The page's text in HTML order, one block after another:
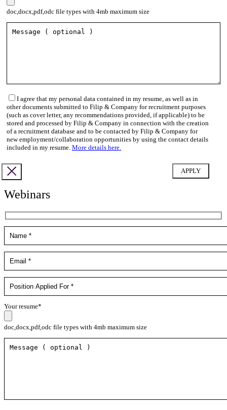
doc,docx,pdf,odc file types with 4mb maximum size
I agree that my personal data contained in my resume, as well as in
other documents submitted to Filip & Company for recruitment purposes
(such as cover letter, any recommendations provided, if applicable) to be
stored and processed by Filip & Company in connection with the creation
of a recruitment database and to be contacted by Filip & Company for
new employment/collaboration opportunities by using the contact details
included in my resume. More details here.
Webinars
Your resume*
doc,docx,pdf,odc file types with 4mb maximum size